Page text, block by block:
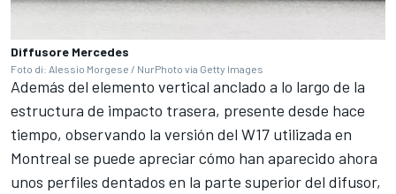
Diffusore Mercedes
Foto di: Alessio Morgese / NurPhoto via Getty Images
Además del elemento vertical anclado a lo largo de la
estructura de impacto trasera, presente desde hace
tiempo, observando la versión del W17 utilizada en
Montreal se puede apreciar cómo han aparecido ahora
unos perfiles dentados en la parte superior del difusor,